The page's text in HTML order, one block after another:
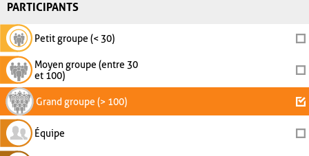
PARTICIPANTS
Petit groupe (< 30)
Moyen groupe (entre 30
et 100)
Grand groupe (> 100)
Équipe